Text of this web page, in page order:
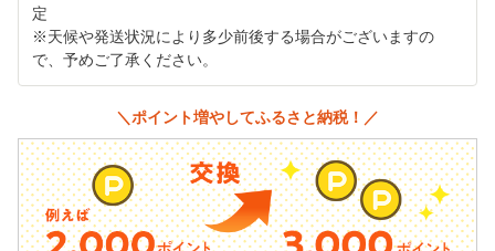
定
※天候や発送状況により多少前後する場合がございますの
で、予めご了承ください。
＼ポイント増やしてふるさと納税！／